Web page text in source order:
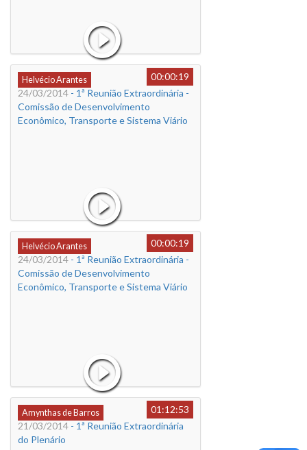
Helvécio Arantes
00:00:19
24/03/2014 - 1ª Reunião Extraordinária -
Comissão de Desenvolvimento
Econômico, Transporte e Sistema Viário
Helvécio Arantes
00:00:19
24/03/2014 - 1ª Reunião Extraordinária -
Comissão de Desenvolvimento
Econômico, Transporte e Sistema Viário
Amynthas de Barros
01:12:53
21/03/2014 - 1ª Reunião Extraordinária
do Plenário